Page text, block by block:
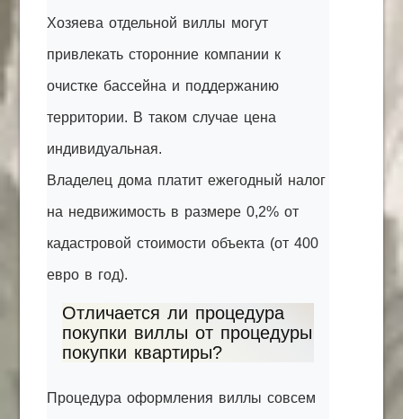
Хозяева отдельной виллы могут
привлекать сторонние компании к
очистке бассейна и поддержанию
территории. В таком случае цена
индивидуальная.
Владелец дома платит ежегодный налог
на недвижимость в размере 0,2% от
кадастровой стоимости объекта (от 400
евро в год).
Отличается ли процедура
покупки виллы от процедуры
покупки квартиры?
Процедура оформления виллы совсем